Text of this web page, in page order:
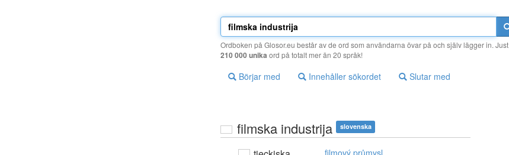
Ordboken på Glosor.eu består av de ord som användarna övar på och själv lägger in.
210 000 unika ord på totalt mer än 20 språk!
Börjar med Innehåller sökordet Slutar med
filmska industrija slovenska